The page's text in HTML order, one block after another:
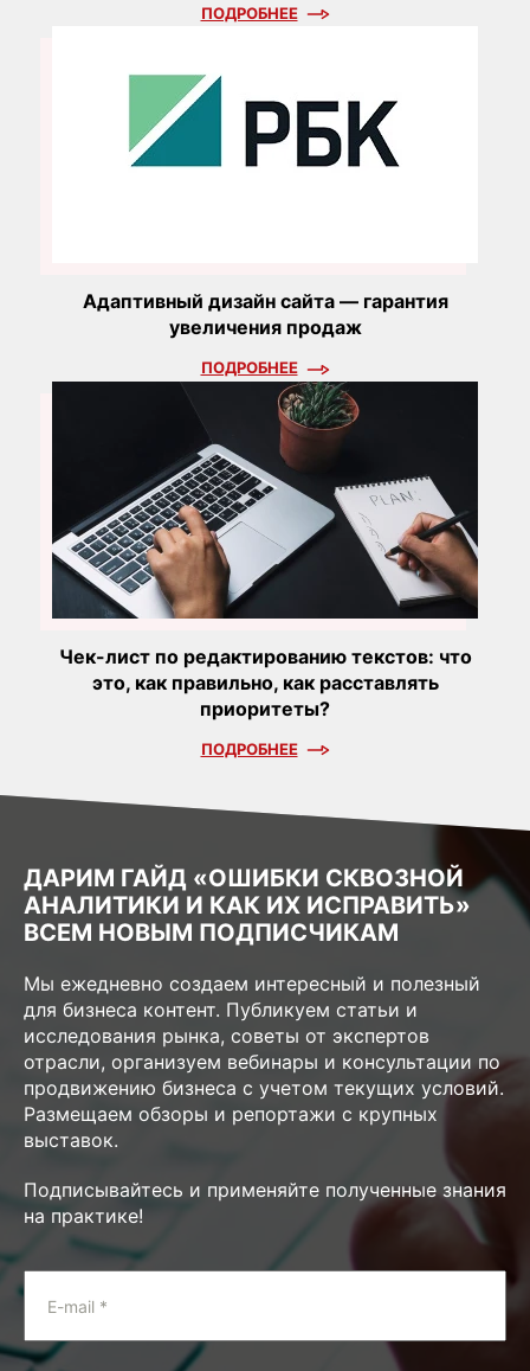
ПОДРОБНЕЕ
Адаптивный дизайн сайта — гарантия
увеличения продаж
ПОДРОБНЕЕ
Чек-лист по редактированию текстов: что
это, как правильно, как расставлять
приоритеты?
ПОДРОБНЕЕ
ДАРИМ ГАЙД «ОШИБКИ СКВОЗНОЙ
АНАЛИТИКИ И КАК ИХ ИСПРАВИТЬ»
ВСЕМ НОВЫМ ПОДПИСЧИКАМ
Мы ежедневно создаем интересный и полезный
для бизнеса контент. Публикуем статьи и
исследования рынка, советы от экспертов
отрасли, организуем вебинары и консультации по
продвижению бизнеса с учетом текущих условий.
Размещаем обзоры и репортажи с крупных
выставок.
Подписывайтесь и применяйте полученные знания
на практике!
E-mail *